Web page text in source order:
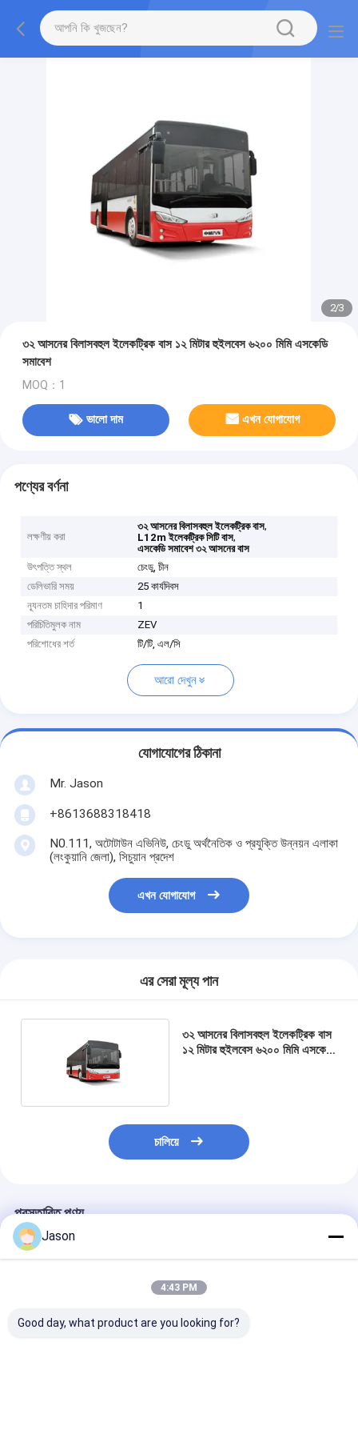
2/3
৩২ আসনের বিলাসবহুল ইলেকট্রিক বাস ১২ মিটার হুইলবেস ৬২০০ মিমি এসকেডি
সমাবেশ
MOQ：1
ভালো দাম এখন যোগাযোগ
পণ্যের বর্ণনা
লক্ষণীয় করা
৩২ আসনের বিলাসবহুল ইলেকট্রিক বাস,
L12m ইলেকট্রিক সিটি বাস,
এসকেডি সমাবেশ ৩২ আসনের বাস
উৎপত্তি স্থল
চেংডু, চীন
ডেলিভারি সময়
25 কার্যদিবস
ন্যূনতম চাহিদার পরিমাণ
1
পরিচিতিমুলক নাম
ZEV
পরিশোধের শর্ত
টি/টি, এল/সি
আরো দেখুন
যোগাযোগের ঠিকানা
Mr. Jason
+8613688318418
N0.111, অটোটাউন এভিনিউ, চেংডু অর্থনৈতিক ও প্রযুক্তি উন্নয়ন এলাকা
(লংকুয়ানি জেলা), সিচুয়ান প্রদেশ
এখন যোগাযোগ
এর সেরা মূল্য পান
৩২ আসনের বিলাসবহুল ইলেকট্রিক বাস
১২ মিটার হুইলবেস ৬২০০ মিমি এসকেডি
চালিয়ে
প্রস্তাবিত পণ্য
Jason
4:43 PM
Good day, what product are you looking for?